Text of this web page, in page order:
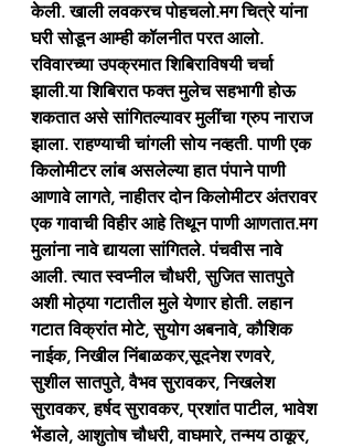
केली. खाली लवकरच पोहचलो.मग चित्रे यांना
घरी सोडून आम्ही कॉलनीत परत आलो.
रविवारच्या उपक्रमात शिबिराविषयी चर्चा
झाली.या शिबिरात फक्त मुलेच सहभागी होऊ
शकतात असे सांगितल्यावर मुलींचा ग्रुप नाराज
झाला. राहण्याची चांगली सोय नव्हती. पाणी एक
किलोमीटर लांब असलेल्या हात पंपाने पाणी
आणावे लागते, नाहीतर दोन किलोमीटर अंतरावर
एक गावाची विहीर आहे तिथून पाणी आणतात.मग
मुलांना नावे द्यायला सांगितले. पंचवीस नावे
आली. त्यात स्वप्नील चौधरी, सुजित सातपुते
अशी मोठ्या गटातील मुले येणार होती. लहान
गटात विक्रांत मोटे, सुयोग अबनावे, कौशिक
नाईक, निखील निंबाळकर,सूदनेश रणवरे,
सुशील सातपुते, वैभव सुरावकर, निखलेश
सुरावकर, हर्षद सुरावकर, प्रशांत पाटील, भावेश
भेंडाले, आशुतोष चौधरी, वाघमारे, तन्मय ठाकूर,